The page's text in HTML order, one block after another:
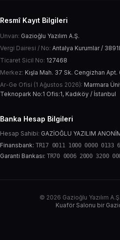
Resmî Kayıt Bilgileri
Unvan: Gazioğlu Yazılım A.Ş.
Vergi Dairesi / No: Antalya Kurumlar /
Ticaret Sicil No: 127468
Merkez: Kışla Mah. 37 Sk. Cengizhan
Ar-Ge Ofisi (1 Ağustos 2026): Marmara
Teknopark No:1 Ofis:1, Kadıköy / İstanbul
Banka Hesap Bilgileri
Hesap Sahibi: GAZİOĞLU YAZILIM
Finansbank: TR17 0011 1000 0000 0133
Garanti Bankası: TR70 0006 2000 3200
© 2026 Gazioğlu Yazılım
Kuaför Salonu bir